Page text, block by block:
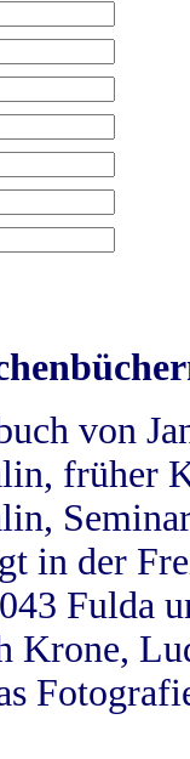
von
früher
in der
Fulda
Krone,